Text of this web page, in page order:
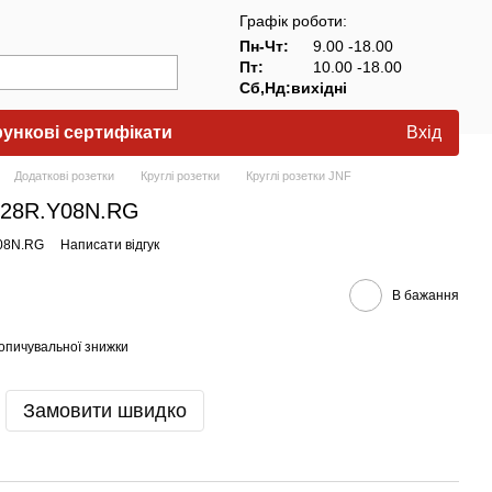
Графік роботи:
Пн-Чт:
9.00 -18.00
Пт:
10.00 -18.00
Сб,Нд:вихідні
сертифікати Вхід
Додаткові розетки Круглі розетки Круглі розетки JNF
Написати відгук
В бажання
знижки
Замовити швидко